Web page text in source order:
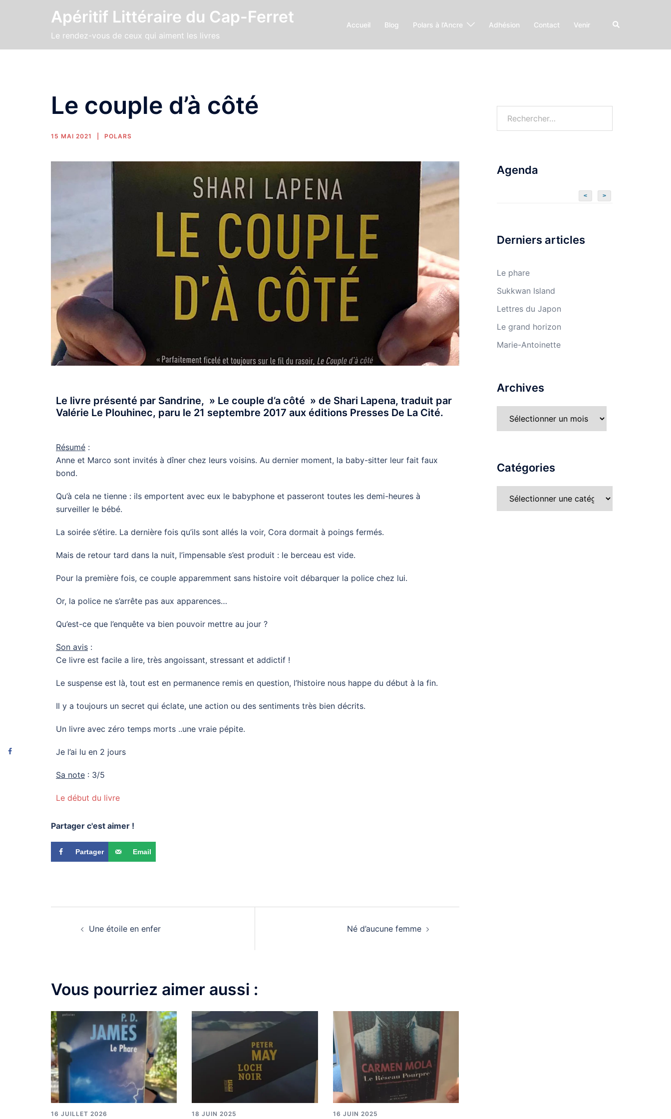
Apéritif Littéraire du Cap-Ferret
Le rendez-vous de ceux qui aiment les livres
Accueil Blog Polars à l’Ancre Adhésion Contact Venir
Le couple d’à côté
15 MAI 2021 POLARS
Le livre présenté par Sandrine, » Le couple d’a côté » de Shari Lapena, traduit par
Valérie Le Plouhinec, paru le 21 septembre 2017 aux éditions Presses De La Cité.
Résumé :
Anne et Marco sont invités à dîner chez leurs voisins. Au dernier moment, la baby-sitter leur fait faux
bond.
Qu’à cela ne tienne : ils emportent avec eux le babyphone et passeront toutes les demi-heures à
surveiller le bébé.
La soirée s’étire. La dernière fois qu’ils sont allés la voir, Cora dormait à poings fermés.
Mais de retour tard dans la nuit, l’impensable s’est produit : le berceau est vide.
Pour la première fois, ce couple apparemment sans histoire voit débarquer la police chez lui.
Or, la police ne s’arrête pas aux apparences…
Qu’est-ce que l’enquête va bien pouvoir mettre au jour ?
Son avis :
Ce livre est facile a lire, très angoissant, stressant et addictif !
Le suspense est là, tout est en permanence remis en question, l’histoire nous happe du début à la fin.
Il y a toujours un secret qui éclate, une action ou des sentiments très bien décrits.
Un livre avec zéro temps morts ..une vraie pépite.
Je l’ai lu en 2 jours
Sa note : 3/5
Le début du livre
Partager c'est aimer !
Partager Email
Une étoile en enfer Né d’aucune femme
Vous pourriez aimer aussi :
16 JUILLET 2026 18 JUIN 2025 16 JUIN 2025
Agenda
< >
Derniers articles
Le phare
Sukkwan Island
Lettres du Japon
Le grand horizon
Marie-Antoinette
Archives
Catégories